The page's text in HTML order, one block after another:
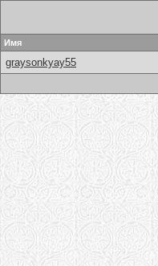
Имя
graysonkyay55